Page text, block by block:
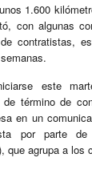
1.600
con algunas
contratistas,
este
término de
en un
por parte de
que agrupa a los